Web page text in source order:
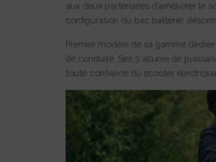
aux deux partenaires d’améliorer le
configuration du bac batterie,
Premier modèle de sa gamme
de conduite. Ses 3 allures de
toute confiance du scooter